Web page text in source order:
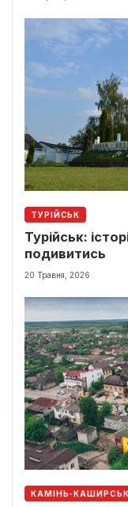
ТУРІЙСЬК
Турійськ:
подивитись
20 Травня, 2026
КАМІНЬ-